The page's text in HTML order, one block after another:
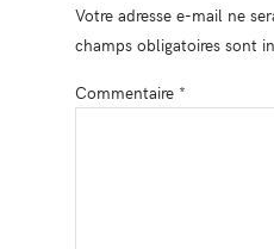
Votre adresse e-mail ne
champs obligatoires sont
Commentaire *